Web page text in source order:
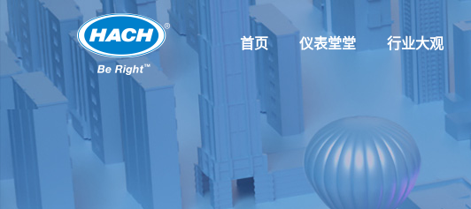
首页 仪表堂堂 行业大观